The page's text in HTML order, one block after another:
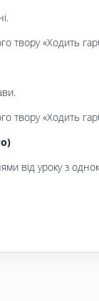
твору «Ходить
твору «Ходить
від уроку з